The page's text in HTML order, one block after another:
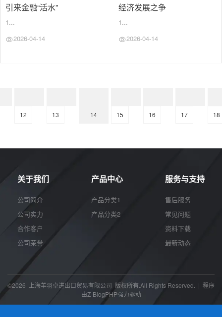
引来金融“活水”
1...
2026-04-14
经济发展之争
1...
2026-04-14
12 13 14 15 16 17 18
关于我们
公司简介
公司实力
合作客户
公司荣誉
产品中心
产品分类1
产品分类2
服务与支持
售后服务
常见问题
资料下载
最新动态
©2026 上海羊羽卓进出口贸易有限公司 版权所有.All Rights Reserved. | 程序
由Z-BlogPHP强力驱动